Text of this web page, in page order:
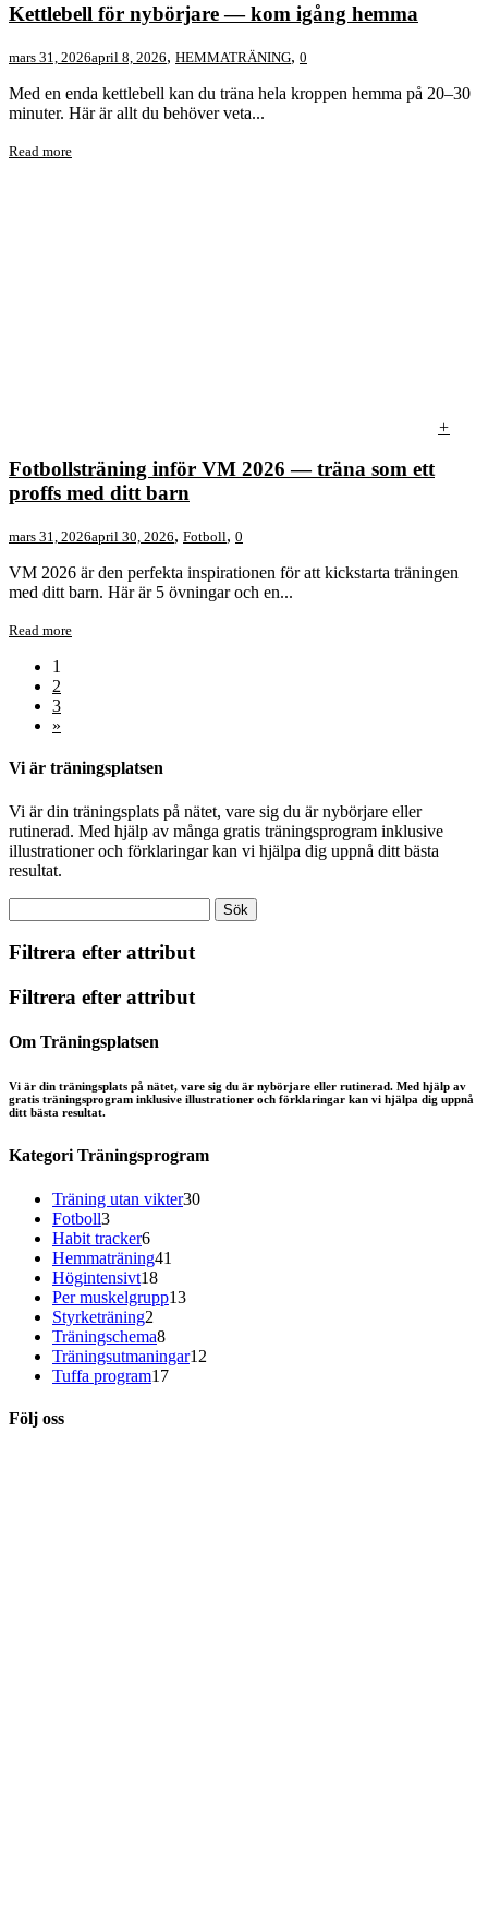
Kettlebell för nybörjare — kom igång hemma
mars 31, 2026april 8, 2026, HEMMATRÄNING, 0
Med en enda kettlebell kan du träna hela kroppen hemma på 20–30
minuter. Här är allt du behöver veta...
Read more
+
Fotbollsträning inför VM 2026 — träna som ett
proffs med ditt barn
mars 31, 2026april 30, 2026, Fotboll, 0
VM 2026 är den perfekta inspirationen för att kickstarta träningen
med ditt barn. Här är 5 övningar och en...
Read more
1
2
3
»
Vi är träningsplatsen
Vi är din träningsplats på nätet, vare sig du är nybörjare eller
rutinerad. Med hjälp av många gratis träningsprogram inklusive
illustrationer och förklaringar kan vi hjälpa dig uppnå ditt bästa
resultat.
Filtrera efter attribut
Filtrera efter attribut
Om Träningsplatsen
Vi är din träningsplats på nätet, vare sig du är nybörjare eller rutinerad. Med hjälp av
gratis träningsprogram inklusive illustrationer och förklaringar kan vi hjälpa dig uppnå
ditt bästa resultat.
Kategori Träningsprogram
Träning utan vikter3030
Fotboll33
produkter
Habit tracker66
produkter
Hemmaträning41
Högintensivt1818
produkter
Per muskelgrupp1313
Styrketräning2
produkter
Träningschema88
produkter
Träningsutmaningar12
Tuffa program1717
Följ oss